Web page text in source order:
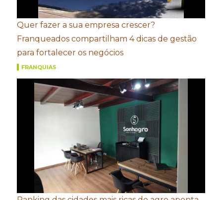
Quer fazer a sua empresa crescer?
Franqueados compartilham 4 dicas de gestão
para fortalecer os negócios
FRANQUIAS